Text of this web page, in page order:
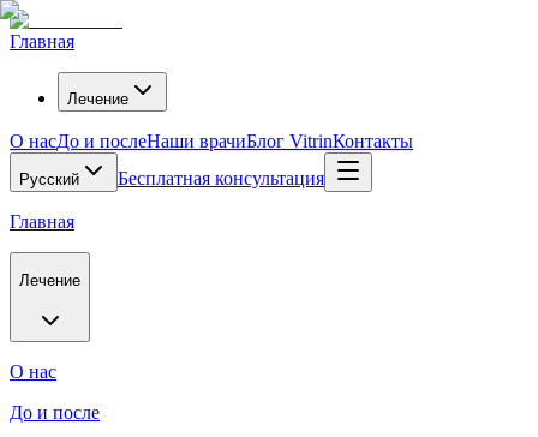
Главная
Лечение
О насДо и послеНаши врачиБлог VitrinКонтакты
Русский Бесплатная консультация
Главная
Лечение
О нас
До и после